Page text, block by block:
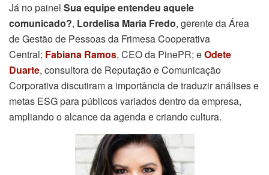
Já no painel Sua equipe entendeu aquele
comunicado?, Lordelisa Maria Fredo, gerente da Área
de Gestão de Pessoas da Frimesa Cooperativa
Central; Fabiana Ramos, CEO da PinePR; eOdete
Duarte, consultora de Reputação e Comunicação
Corporativa discutiram a importância de traduzir análises e
metas ESG para públicos variados dentro da empresa,
ampliando o alcance da agenda e criando cultura.